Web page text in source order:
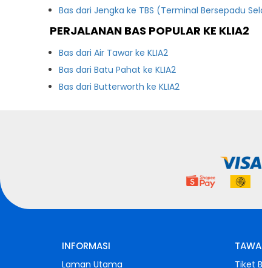
Bas dari Jengka ke TBS (Terminal Bersepadu
PERJALANAN BAS POPULAR KE KLIA2
Bas dari Air Tawar ke KLIA2
Bas dari Batu Pahat ke KLIA2
Bas dari Butterworth ke KLIA2
INFORMASI
Laman Utama Tiket